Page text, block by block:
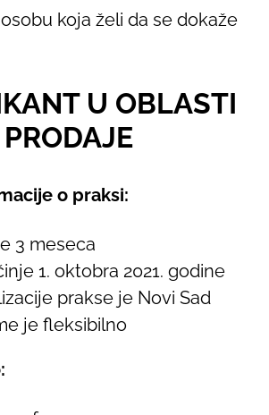
koja želi da se dokaže
U OBLASTI
PRODAJE
o praksi:
3 meseca
1. oktobra 2021. godine
prakse je Novi Sad
je fleksibilno